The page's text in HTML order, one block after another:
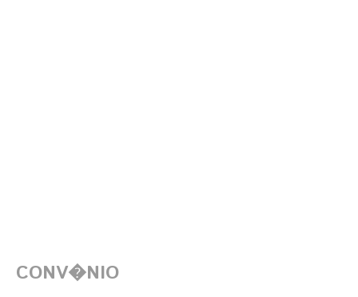
CONV�NIO